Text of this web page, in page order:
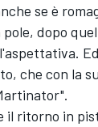
se è
dopo
che con la
il ritorno in